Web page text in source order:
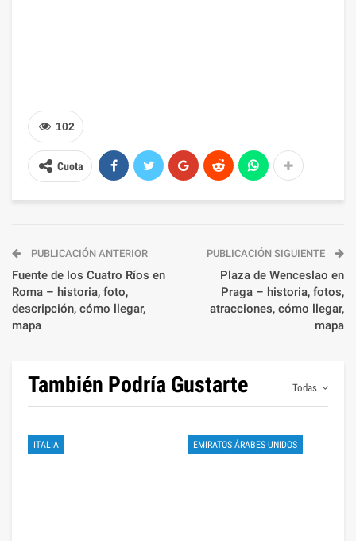
102
Cuota
PUBLICACIÓN ANTERIOR
Fuente de los Cuatro Ríos en
Roma – historia, foto,
descripción, cómo llegar,
mapa
PUBLICACIÓN SIGUIENTE
Plaza de Wenceslao en
Praga – historia, fotos,
atracciones, cómo llegar,
mapa
Todas
También Podría Gustarte
ITALIA EMIRATOS ÁRABES UNIDOS